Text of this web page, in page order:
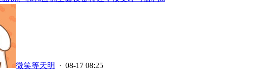
微笑等天明 · 08-17 08:25